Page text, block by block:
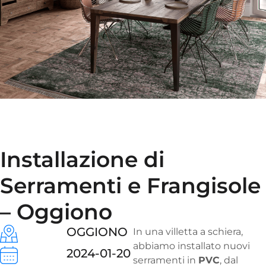
Installazione di
Serramenti e Frangisole
– Oggiono
OGGIONO
2024-01-20
In una villetta a schiera,
abbiamo installato nuovi
serramenti in PVC, dal